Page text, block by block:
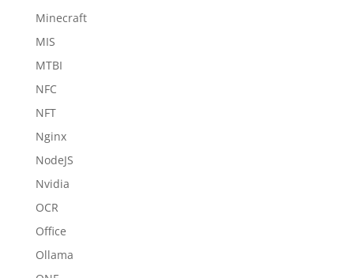
Minecraft
MIS
MTBI
NFC
NFT
Nginx
NodeJS
Nvidia
OCR
Office
Ollama